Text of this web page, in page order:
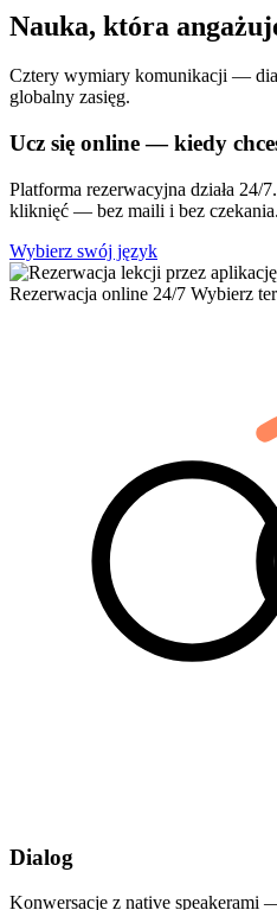
Nauka, która
Cztery wymiary komunikacji —
globalny zasięg.
Ucz się online — kiedy
Platforma rezerwacyjna działa
kliknięć — bez maili i bez czekania.
Wybierz swój język
Rezerwacja online 24/7 Wybierz
Dialog
Konwersacje z native speakerami